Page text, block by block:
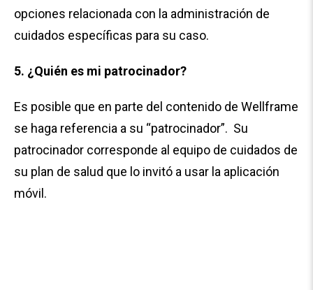
opciones relacionada con la administración de
cuidados específicas para su caso.
5. ¿Quién es mi patrocinador?
Es posible que en parte del contenido de Wellframe
se haga referencia a su “patrocinador”. Su
patrocinador corresponde al equipo de cuidados de
su plan de salud que lo invitó a usar la aplicación
móvil.